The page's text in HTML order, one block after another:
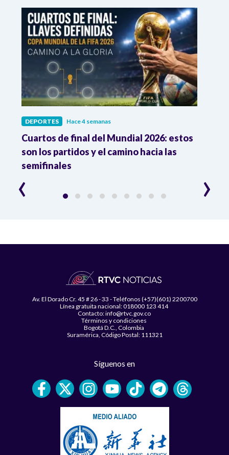
DEPORTES Hace 4 semanas
Cuartos de final del Mundial 2026: estos
son los partidos y el camino hacia las
semifinales
‹ ›
Av. El Dorado Cr. 45 # 26 - 33 - Teléfonos (+57)(601) 2200700
Línea gratuita nacional: 018000 123 414
Contacto: info@rtvc.gov.co
Términos y condiciones
Bogotá D.C., Colombia
Suramérica, Código Postal: 111321
Síguenos en